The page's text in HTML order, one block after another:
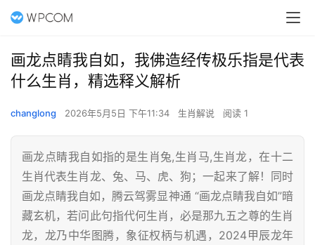
画龙点睛我自如，我佛造经传极乐指是代表
什么生肖，精选释义解析
changlong 2026年5月5日 下午11:34 生肖解说 阅读 1
画龙点睛我自如指的是生肖兔,生肖马,生肖龙，在十二
生肖代表生肖龙、兔、马、虎、狗；一起来了解！同时
画龙点睛我自如，腾云驾雾显神通 “画龙点睛我自如”暗
藏玄机，若问此句指代何生肖，必是那九五之尊的生肖
龙，龙乃中华图腾，象征权柄与机遇，2024甲辰龙年